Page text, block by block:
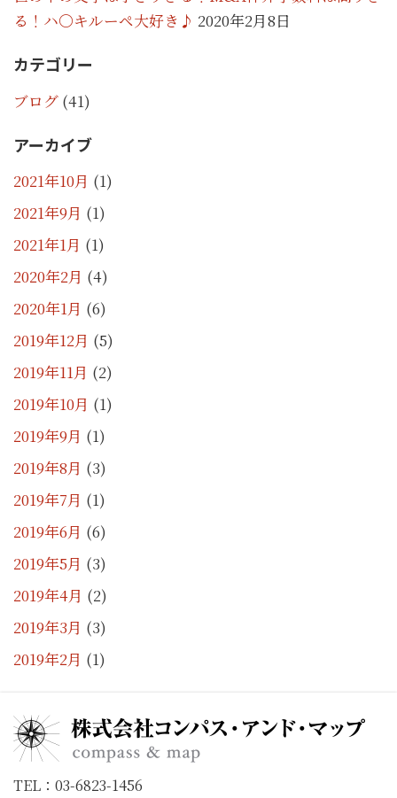
る！ハ〇キルーペ大好き♪ 2020年2月8日
カテゴリー
ブログ (41)
アーカイブ
2021年10月 (1)
2021年9月 (1)
2021年1月 (1)
2020年2月 (4)
2020年1月 (6)
2019年12月 (5)
2019年11月 (2)
2019年10月 (1)
2019年9月 (1)
2019年8月 (3)
2019年7月 (1)
2019年6月 (6)
2019年5月 (3)
2019年4月 (2)
2019年3月 (3)
2019年2月 (1)
TEL：03-6823-1456